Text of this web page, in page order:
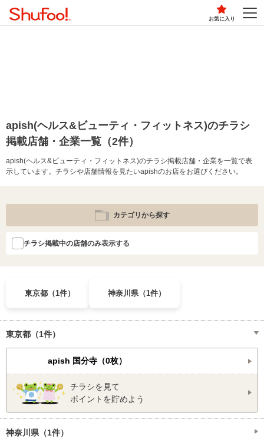
お気に入り
apish(ヘルス&ビューティ・フィットネス)のチラシ
掲載店舗・企業一覧（2件）
apish(ヘルス&ビューティ・フィットネス)のチラシ掲載店舗・企業を一覧で表
示しています。チラシや店舗情報を見たいapishのお店をお選びください。
カテゴリから探す
チラシ掲載中の店舗のみ表示する
東京都（1件） 神奈川県（1件）
東京都（1件）
apish 国分寺（0枚）
チラシを見て
ポイントを貯めよう
神奈川県（1件）